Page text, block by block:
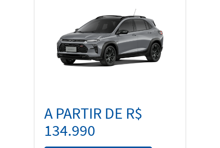
Esportivos
A PARTIR DE R$
134.990